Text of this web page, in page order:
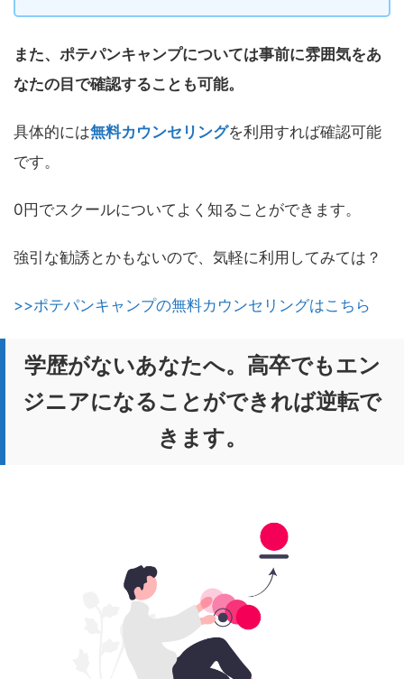
また、ポテパンキャンプについては事前に雰囲気をあ
なたの目で確認することも可能。
具体的には無料カウンセリングを利用すれば確認可能
です。
0円でスクールについてよく知ることができます。
強引な勧誘とかもないので、気軽に利用してみては？
>>ポテパンキャンプの無料カウンセリングはこちら
学歴がないあなたへ。高卒でもエン
ジニアになることができれば逆転で
きます。